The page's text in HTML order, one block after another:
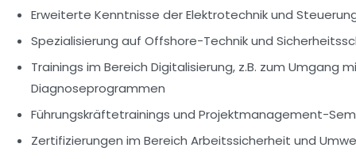
Erweiterte Kenntnisse der Elektrotechnik und
Spezialisierung auf Offshore-Technik und
Trainings im Bereich Digitalisierung, z.B. zum Umgang
Diagnoseprogrammen
Führungskräftetrainings und Projektmanagement-
Zertifizierungen im Bereich Arbeitssicherheit und